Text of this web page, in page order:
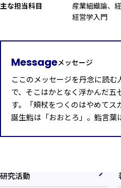
主な担当科目
産業組織論、
経営学入門
Messageメッセージ
ここのメッセージを丹念に読
で、そこはかとなく浮かんだ五
す。「頬杖をつくのはやめてス
誕生鮨は「おおとろ」。鮨言葉
研究活動